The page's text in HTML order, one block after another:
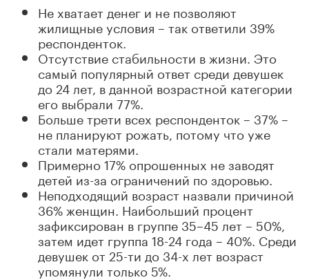
Не хватает денег и не позволяют
жилищные условия – так ответили 39%
респонденток.
Отсутствие стабильности в жизни. Это
самый популярный ответ среди девушек
до 24 лет, в данной возрастной категории
его выбрали 77%.
Больше трети всех респонденток – 37% –
не планируют рожать, потому что уже
стали матерями.
Примерно 17% опрошенных не заводят
детей из-за ограничений по здоровью.
Неподходящий возраст назвали причиной
36% женщин. Наибольший процент
зафиксирован в группе 35–45 лет – 50%,
затем идет группа 18-24 года – 40%. Среди
девушек от 25-ти до 34-х лет возраст
упомянули только 5%.